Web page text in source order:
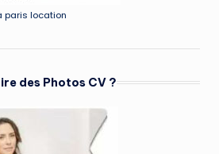
paris location
des Photos CV ?